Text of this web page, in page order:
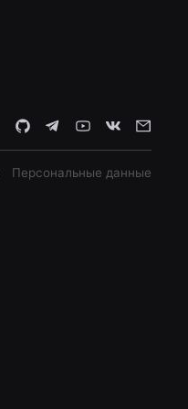
Персональные данные